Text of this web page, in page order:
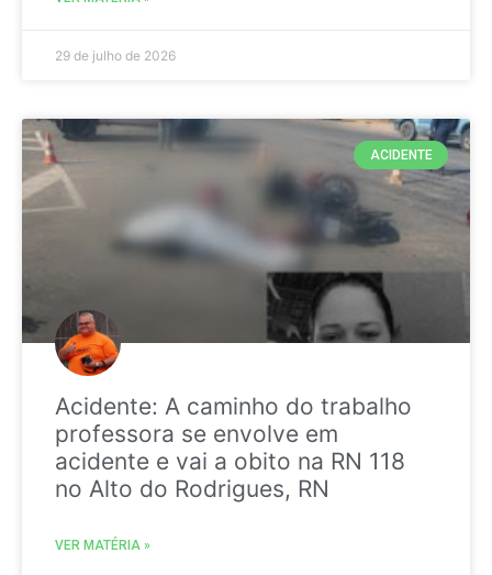
29 de julho de 2026
ACIDENTE
Acidente: A caminho do trabalho
professora se envolve em
acidente e vai a obito na RN 118
no Alto do Rodrigues, RN
VER MATÉRIA »